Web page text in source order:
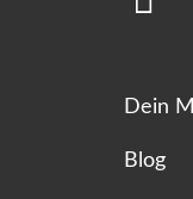
Dein
Blog